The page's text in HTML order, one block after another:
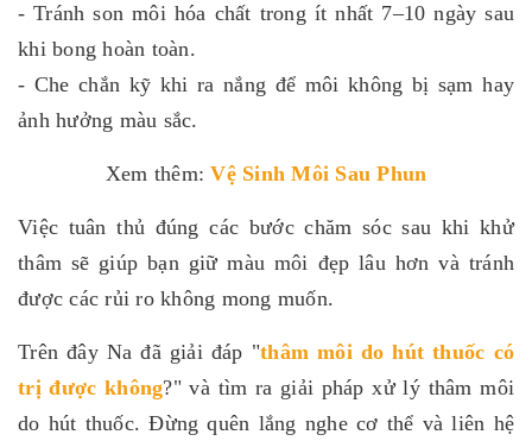
- Tránh son môi hóa chất trong ít nhất 7–10 ngày sau
khi bong hoàn toàn.
- Che chắn kỹ khi ra nắng để môi không bị sạm hay
ảnh hưởng màu sắc.
Xem thêm:Vệ Sinh Môi Sau Phun
Việc tuân thủ đúng các bước chăm sóc sau khi khử
thâm sẽ giúp bạn giữ màu môi đẹp lâu hơn và tránh
được các rủi ro không mong muốn.
Trên đây Na đã giải đáp "thâm môi do hút thuốc có
trị được không?" và tìm ra giải pháp xử lý thâm môi
do hút thuốc. Đừng quên lắng nghe cơ thể và liên hệ